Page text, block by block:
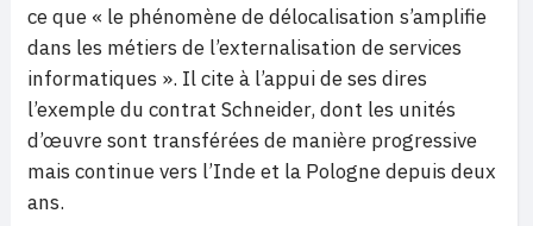
ce que « le phénomène de délocalisation s’amplifie
dans les métiers de l’externalisation de services
informatiques ». Il cite à l’appui de ses dires
l’exemple du contrat Schneider, dont les unités
d’œuvre sont transférées de manière progressive
mais continue vers l’Inde et la Pologne depuis deux
ans.